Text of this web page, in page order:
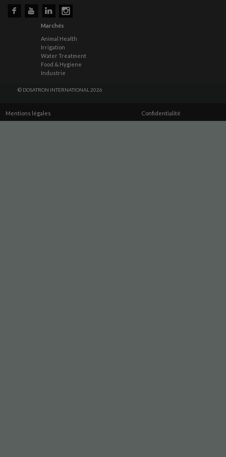
Marchés
Animal Health
Irrigation
Water Treatment
Food & Hygiene
Industrie
© DOSATRON INTERNATIONAL 2026
Mentions légales Confidentialité